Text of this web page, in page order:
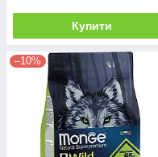
Купити
–10%